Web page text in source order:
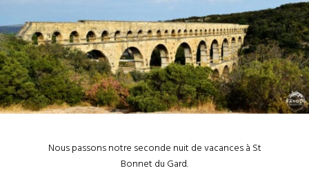
Nous passons notre seconde nuit de vacances à St
Bonnet du Gard.